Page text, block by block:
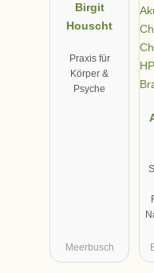
Birgit
Houscht
Praxis für
Körper &
Psyche
Meerbusch
-